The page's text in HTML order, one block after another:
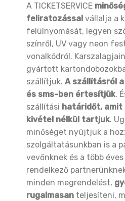
A TICKETSERVICE
feliratozással vállalja a
felülnyomását, legyen
színről, UV vagy neon
vonalkódról.
gyártott
szállítjuk.A szállításról
és sms-ben értesítjük.
szállítási határidőt, amit
kivétel nélkül tartjuk.
minőséget nyújtjuk a
szolgáltatásunkban is a
vevőnknek és a több
rendelkező
minden megrendelést,
rugalmasan teljesíteni,